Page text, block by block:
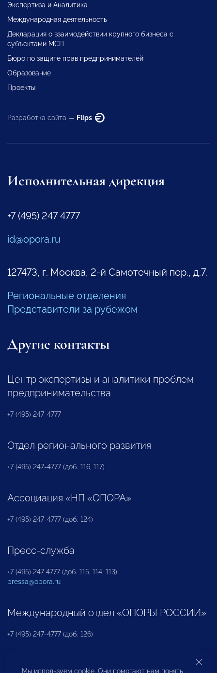
Экспертиза и Аналитика
Международная деятельность
Декларация о взаимодействии крупного бизнеса с
субъектами МСП
Бюро по защите прав предпринимателей
Образование
Проекты
Разработка сайта — Flips
Исполнительная дирекция
+7 (495) 247 4777
id@opora.ru
127473, г. Москва, 2-й Самотечный пер., д.7.
Региональные отделения
Представители за рубежом
Другие контакты
Центр экспертизы и аналитики проблем
предпринимательства
+7 (495) 247-4777
Отдел регионального развития
+7 (495) 247-4777 (доб. 116, 117)
Ассоциация «НП «ОПОРА»
+7 (495) 247-4777 (доб. 124)
Пресс-служба
+7 (495) 247 4777 (доб. 115, 114, 113)
pressa@opora.ru
Международный отдел «ОПОРЫ РОССИИ»
+7 (495) 247-4777 (доб. 126)
Бюро по защите прав предпринимателей и
Мы используем cookie. Они помогают нам понять,